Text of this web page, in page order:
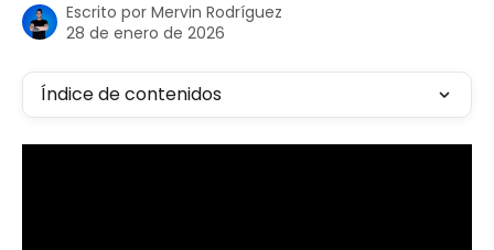
Escrito por Mervin Rodríguez
28 de enero de 2026
Índice de contenidos